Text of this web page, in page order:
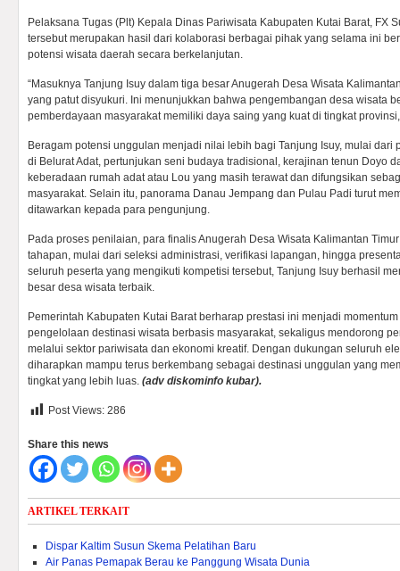
Pelaksana Tugas (Plt) Kepala Dinas Pariwisata Kabupaten Kutai Barat, FX
tersebut merupakan hasil dari kolaborasi berbagai pihak yang selama ini
potensi wisata daerah secara berkelanjutan.
“Masuknya Tanjung Isuy dalam tiga besar Anugerah Desa Wisata
yang patut disyukuri. Ini menunjukkan bahwa pengembangan desa wisata
pemberdayaan masyarakat memiliki daya saing yang kuat di tingkat
Beragam potensi unggulan menjadi nilai lebih bagi Tanjung Isuy, mulai dari
di Belurat Adat, pertunjukan seni budaya tradisional, kerajinan tenun Doyo
keberadaan rumah adat atau Lou yang masih terawat dan difungsikan
masyarakat. Selain itu, panorama Danau Jempang dan Pulau Padi turut
ditawarkan kepada para pengunjung.
Pada proses penilaian, para finalis Anugerah Desa Wisata Kalimantan
tahapan, mulai dari seleksi administrasi, verifikasi lapangan, hingga
seluruh peserta yang mengikuti kompetisi tersebut, Tanjung Isuy berhasil
besar desa wisata terbaik.
Pemerintah Kabupaten Kutai Barat berharap prestasi ini menjadi
pengelolaan destinasi wisata berbasis masyarakat, sekaligus mendorong
melalui sektor pariwisata dan ekonomi kreatif. Dengan dukungan seluruh
diharapkan mampu terus berkembang sebagai destinasi unggulan yang
tingkat yang lebih luas. (adv diskominfo kubar).
Post Views: 286
Share this news
ARTIKEL TERKAIT
Dispar Kaltim Susun Skema Pelatihan Baru
Air Panas Pemapak Berau ke Panggung Wisata Dunia